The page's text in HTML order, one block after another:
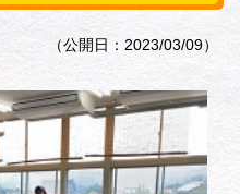
（公開日：2023/03/09）